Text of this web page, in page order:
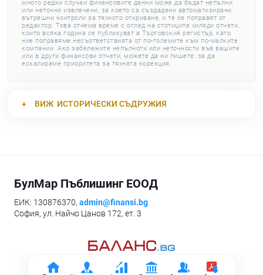
много редки случаи финансовите данни може да бъдат непълни
или неточно извлечени, за което са създадени автоматизирани
вътрешни контроли за тяхното откриване, и те се поправят от
редактор. Това отнема време с оглед на стотиците хиляди отчети,
които всяка година се публикуват в Търговския регистър, като
ние поправяме несъответствията от по-големите към по-малките
компании. Ако забележите непълноти или неточности във вашите
или в други финансови отчети, можете да ни пишете, за да
ескалираме приоритета за тяхната корекция.
ВИЖ ИСТОРИЧЕСКИ СЪДРУЖИЯ
БулМар Пъблишинг ЕООД
ЕИК: 130876370, admin@finansi.bg
София, ул. Найчо Цанов 172, ет. 3